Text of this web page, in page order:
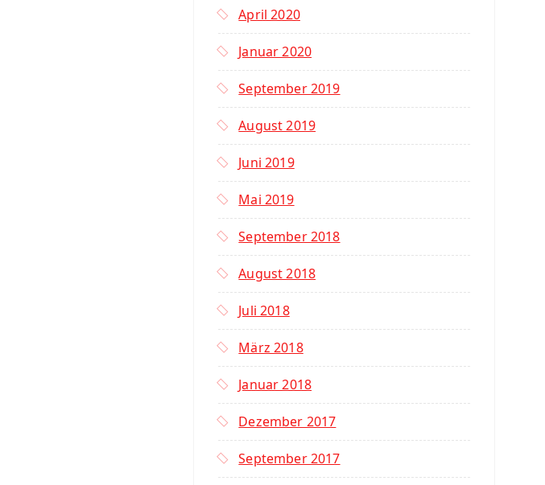
April 2020
Januar 2020
September 2019
August 2019
Juni 2019
Mai 2019
September 2018
August 2018
Juli 2018
März 2018
Januar 2018
Dezember 2017
September 2017